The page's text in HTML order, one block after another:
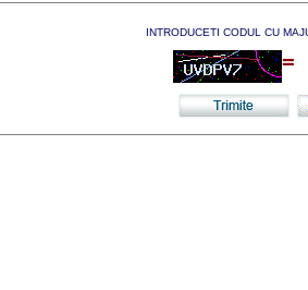
INTRODUCETI CODUL CU
=